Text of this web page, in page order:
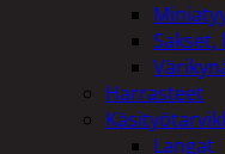
Harrasteet
Langat